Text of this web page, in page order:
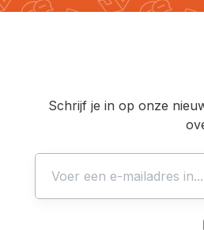
Schrijf je in op onze